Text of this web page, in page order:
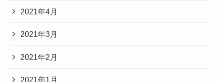
2021年4月
2021年3月
2021年2月
2021年1月